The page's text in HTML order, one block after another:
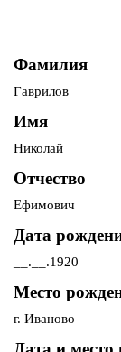
Фамилия
Гаврилов
Имя
Николай
Отчество
Ефимович
Дата
__.__.1920
Место
г. Иваново